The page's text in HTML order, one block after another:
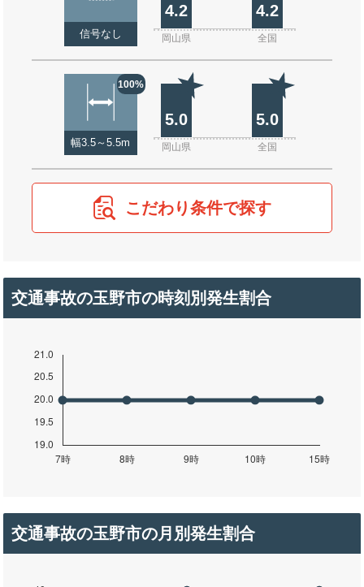
信号なし
4.2 4.2
岡山県 全国
100%
幅3.5～5.5m
5.0 5.0
岡山県 全国
こだわり条件で探す
交通事故の玉野市の時刻別発生割合
交通事故の玉野市の月別発生割合